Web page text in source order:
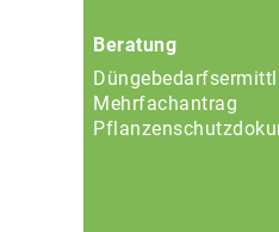
Beratung
Mehrfachantrag